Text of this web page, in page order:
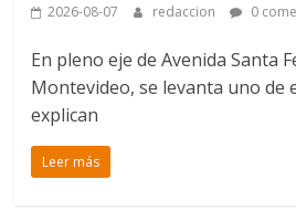
2026-08-07 redaccion 0
En pleno eje de Avenida Santa
Montevideo, se levanta uno de
explican
Leer más